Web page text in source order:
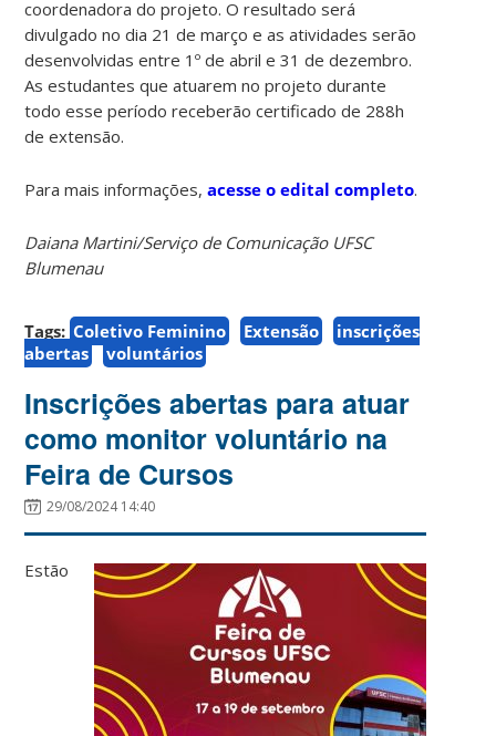
coordenadora do projeto. O resultado será
divulgado no dia 21 de março e as atividades serão
desenvolvidas entre 1º de abril e 31 de dezembro.
As estudantes que atuarem no projeto durante
todo esse período receberão certificado de 288h
de extensão.
Para mais informações,acesse o edital completo.
Daiana Martini/Serviço de Comunicação UFSC
Blumenau
Tags: Coletivo Feminino Extensão
inscrições
abertas
voluntários
Inscrições abertas para atuar
como monitor voluntário na
Feira de Cursos
29/08/2024 14:40
Estão